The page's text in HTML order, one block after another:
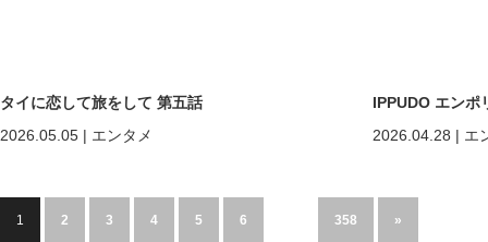
タイに恋して旅をして 第五話
2026.05.05 | エンタメ
IPPUDO エンポ
2026.04.28 | エ
1 2 3 4 5 6 358 »